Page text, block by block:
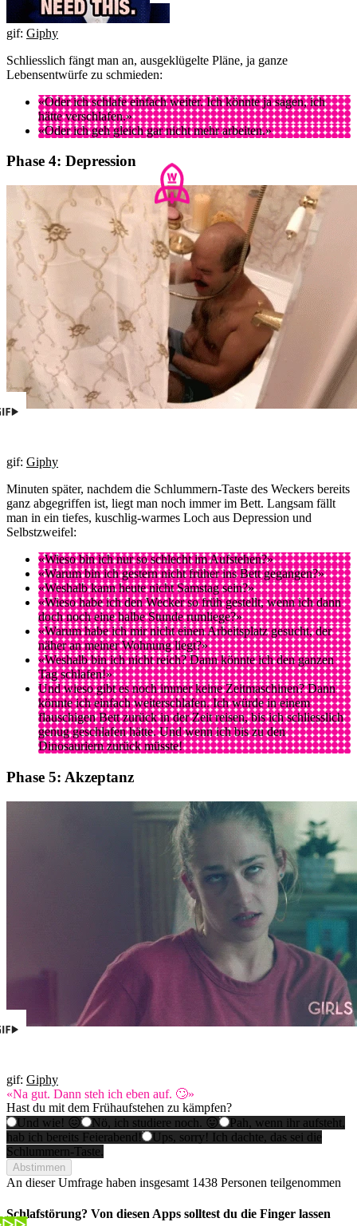
gif: Giphy
Schliesslich fängt man an, ausgeklügelte Pläne, ja ganze
Lebensentwürfe zu schmieden:
«Oder ich schlafe einfach weiter. Ich könnte ja sagen, ich
hätte verschlafen.»
«Oder ich geh gleich gar nicht mehr arbeiten.»
Phase 4: Depression
gif: Giphy
Minuten später, nachdem die Schlummern-Taste des Weckers bereits
ganz abgegriffen ist, liegt man noch immer im Bett. Langsam fällt
man in ein tiefes, kuschlig-warmes Loch aus Depression und
Selbstzweifel:
«Wieso bin ich nur so schlecht im Aufstehen?»
«Warum bin ich gestern nicht früher ins Bett gegangen?»
«Weshalb kann heute nicht Samstag sein?»
«Wieso habe ich den Wecker so früh gestellt, wenn ich dann
doch noch eine halbe Stunde rumliege?»
«Warum habe ich mir nicht einen Arbeitsplatz gesucht, der
näher an meiner Wohnung liegt?»
«Weshalb bin ich nicht reich? Dann könnte ich den ganzen
Tag schlafen!»
Und wieso gibt es noch immer keine Zeitmaschinen? Dann
könnte ich einfach weiterschlafen. Ich würde in einem
flauschigen Bett zurück in der Zeit reisen, bis ich schliesslich
genug geschlafen hätte. Und wenn ich bis zu den
Dinosauriern zurück müsste!
Phase 5: Akzeptanz
gif: Giphy
«Na gut. Dann steh ich eben auf. 🙄»
Hast du mit dem Frühaufstehen zu kämpfen?
Und wie! 😖
Nö, ich studiere noch. 😛
Pah, wenn ihr aufsteht,
hab ich bereits Feierabend!
Ups, sorry! Ich dachte, das sei die
Schlummern-Taste.
Abstimmen
An dieser Umfrage haben insgesamt 1438 Personen teilgenommen
Schlafstörung? Von diesen Apps solltest du die Finger lassen